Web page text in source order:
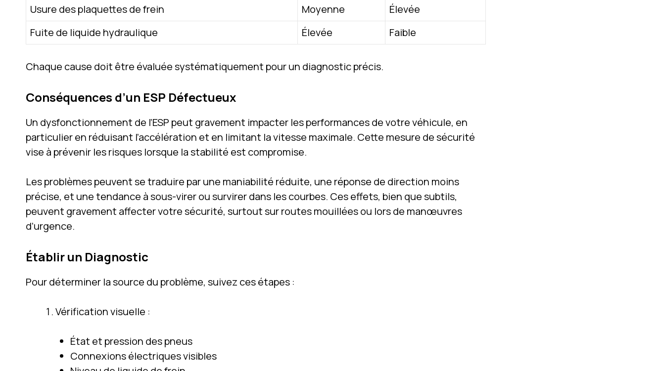
Usure des plaquettes de frein
Moyenne
Élevée
Fuite de liquide hydraulique
Élevée Faible
Chaque cause doit être évaluée systématiquement pour un diagnostic précis.
Conséquences d’un ESP Défectueux
Un dysfonctionnement de l’ESP peut gravement impacter les performances de votre véhicule, en
particulier en réduisant l’accélération et en limitant la vitesse maximale. Cette mesure de sécurité
vise à prévenir les risques lorsque la stabilité est compromise.
Les problèmes peuvent se traduire par une maniabilité réduite, une réponse de direction moins
précise, et une tendance à sous-virer ou survirer dans les courbes. Ces effets, bien que subtils,
peuvent gravement affecter votre sécurité, surtout sur routes mouillées ou lors de manœuvres
d’urgence.
Établir un Diagnostic
Pour déterminer la source du problème, suivez ces étapes :
Vérification visuelle :
État et pression des pneus
Connexions électriques visibles